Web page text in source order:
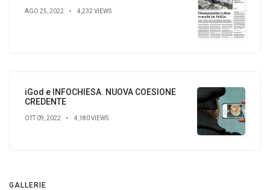
AGO 25, 2022 4,232 VIEWS
iGod e INFOCHIESA. NUOVA COESIONE
CREDENTE
OTT 09, 2022 4,180 VIEWS
GALLERIE